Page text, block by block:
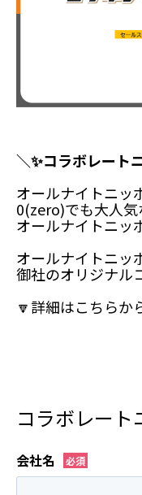
＼✨コラボレート
オールナイトニッ
0(zero)でも大人気
オールナイトニッ
オールナイトニッ
御社のオリジナル
🔽詳細はこちらか
コラボレート
会社名